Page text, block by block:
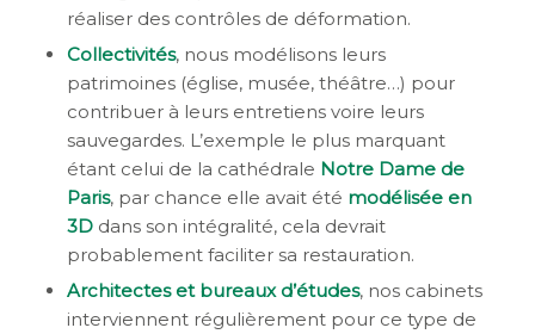
réaliser des contrôles de déformation.
Collectivités, nous modélisons leurs
patrimoines (église, musée, théâtre…) pour
contribuer à leurs entretiens voire leurs
sauvegardes. L’exemple le plus marquant
étant celui de la cathédrale Notre Dame de
Paris, par chance elle avait été modélisée en
3Ddans son intégralité, cela devrait
probablement faciliter sa restauration.
Architectes et bureaux d’études, nos cabinets
interviennent régulièrement pour ce type de